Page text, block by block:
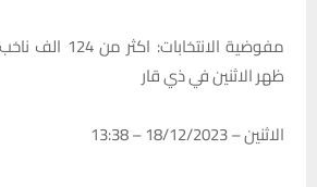
مفوضية
ظهر الاثنين في ذي قار
الاثنين – 18/12/2023 – 13:38